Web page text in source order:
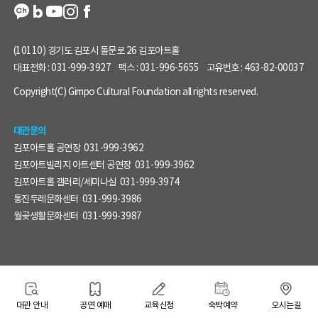
(10110) 경기도 김포시 돌문로 26 김포아트홀
대표전화 :031-999-3927 팩스 :031-996-5655 고유번호 : 463-82-00037
Copyright(C) Gimpo Cultural Foundation all rights reserved.
대관문의
김포아트홀 공연장 031-999-3962
김포아트빌리지 아트센터 공연장 031-999-3962
김포아트홀 갤러리/세미나실 031-999-3974
통진두레문화센터 031-999-3986
월곶생활문화센터 031-999-3987
대관 안내 공연 예매 교육신청 숙박예약 오시는길